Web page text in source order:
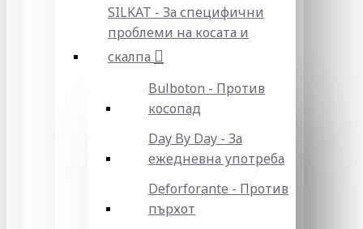
SILKAT - За специфични
проблеми на косата и
скалпа
Bulboton - Против
косопад
Day By Day - За
ежедневна употреба
Deforforante - Против
пърхот